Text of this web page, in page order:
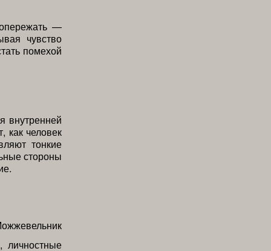
—
чувство
помехой
внутренней
как человек
тонкие
стороны
личностные